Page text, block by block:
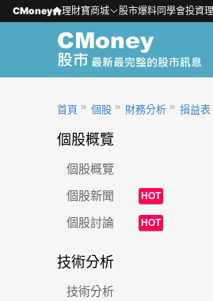
CMoney 理財寶商城 股市爆料同學會投資
首頁 個股 財務分析 損益表
個股概覽
個股概覽
個股新聞
HOT
個股討論 HOT
技術分析
技術分析